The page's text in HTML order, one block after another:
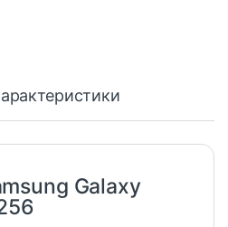
Galaxy